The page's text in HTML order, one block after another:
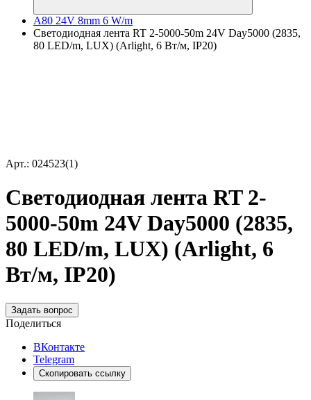
A80 24V 8mm 6 W/m
Светодиодная лента RT 2-5000-50m 24V Day5000 (2835,
80 LED/m, LUX) (Arlight, 6 Вт/м, IP20)
Арт.: 024523(1)
Светодиодная лента RT 2-
5000-50m 24V Day5000 (2835,
80 LED/m, LUX) (Arlight, 6
Вт/м, IP20)
Задать вопрос
Поделиться
ВКонтакте
Telegram
Скопировать ссылку